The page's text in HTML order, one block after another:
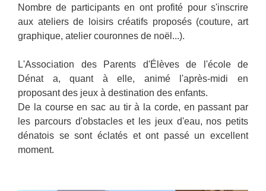
Nombre de participants en ont profité pour s'inscrire
aux ateliers de loisirs créatifs proposés (couture, art
graphique, atelier couronnes de noël...).
L'Association des Parents d'Élèves de l'école de
Dénat a, quant à elle, animé l'après-midi en
proposant des jeux à destination des enfants.
De la course en sac au tir à la corde, en passant par
les parcours d'obstacles et les jeux d'eau, nos petits
dénatois se sont éclatés et ont passé un excellent
moment.